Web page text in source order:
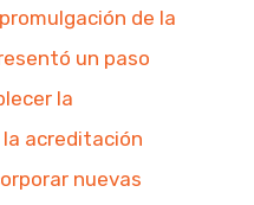
de la
un paso
la
acreditación
nuevas